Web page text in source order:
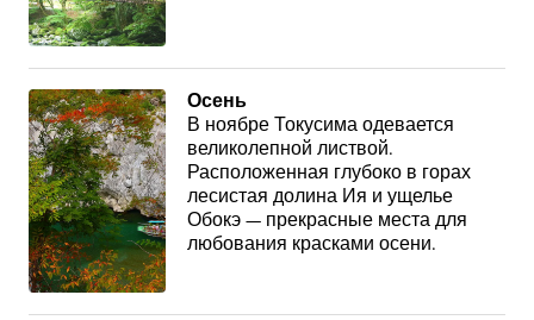
Осень
В ноябре Токусима одевается
великолепной листвой.
Расположенная глубоко в горах
лесистая долина Ия и ущелье
Обокэ — прекрасные места для
любования красками осени.